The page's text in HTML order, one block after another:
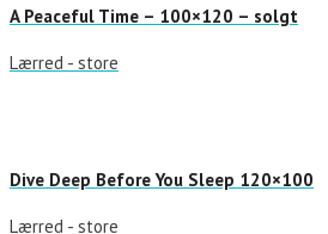
A Peaceful Time – 100×120 – solgt
Lærred - store
Dive Deep Before You Sleep 120×100
Lærred - store